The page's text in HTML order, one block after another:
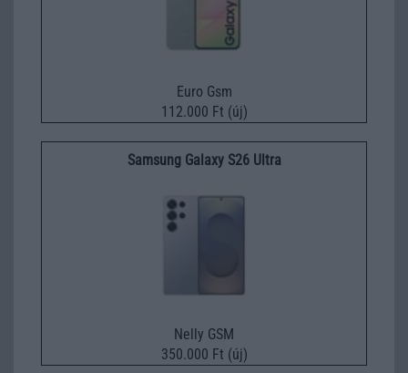
Euro Gsm
112.000 Ft (új)
Samsung Galaxy S26 Ultra
Nelly GSM
350.000 Ft (új)